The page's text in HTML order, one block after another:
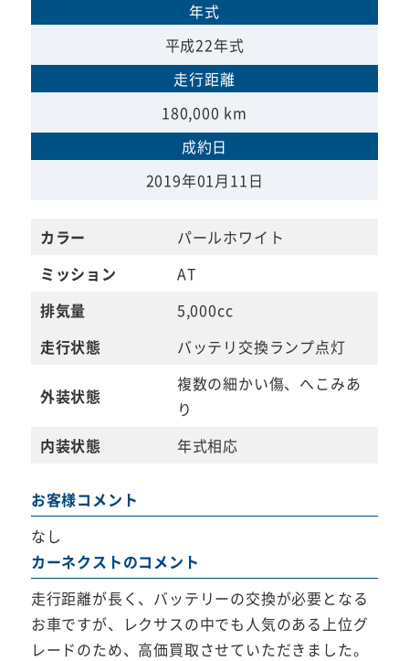
年式
平成22年式
走行距離
180,000 km
成約日
2019年01月11日
カラー
パールホワイト
ミッション
AT
排気量
5,000cc
走行状態
バッテリ交換ランプ点灯
外装状態
複数の細かい傷、へこみあ
り
内装状態
年式相応
お客様コメント
なし
カーネクストのコメント
走行距離が長く、バッテリーの交換が必要となる
お車ですが、レクサスの中でも人気のある上位グ
レードのため、高価買取させていただきました。